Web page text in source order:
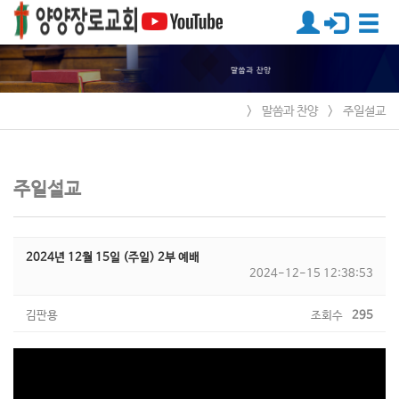
> 말씀과 찬양 > 주일설교
주일설교
2024년 12월 15일 (주일) 2부 예배
2024-12-15 12:38:53
김판용 조회수 295